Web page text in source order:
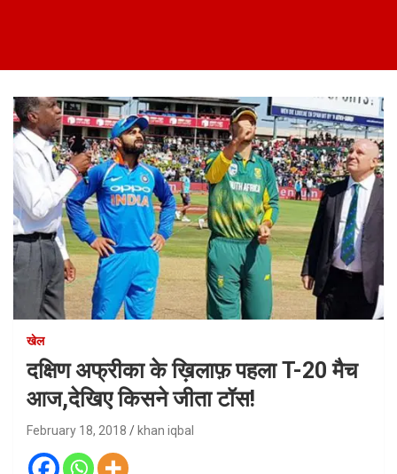
खेल
दक्षिण अफ्रीका के ख़िलाफ़ पहला T-20 मैच
आज,देखिए किसने जीता टॉस!
February 18, 2018 khan iqbal